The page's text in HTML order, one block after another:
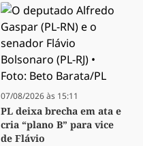
07/08/2026 às 15:11
PL deixa brecha em ata e
cria “plano B” para vice
de Flávio